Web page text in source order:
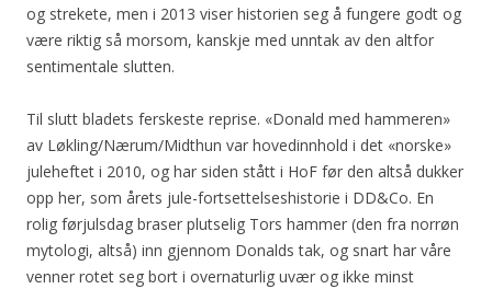
og strekete, men i 2013 viser historien seg å fungere godt og
være riktig så morsom, kanskje med unntak av den altfor
sentimentale slutten.
Til slutt bladets ferskeste reprise. «Donald med hammeren»
av Løkling/Nærum/Midthun var hovedinnhold i det «norske»
juleheftet i 2010, og har siden stått i HoF før den altså dukker
opp her, som årets jule-fortsettelseshistorie i DD&Co. En
rolig førjulsdag braser plutselig Tors hammer (den fra norrøn
mytologi, altså) inn gjennom Donalds tak, og snart har våre
venner rotet seg bort i overnaturlig uvær og ikke minst